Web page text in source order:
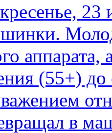
(55+) до
в